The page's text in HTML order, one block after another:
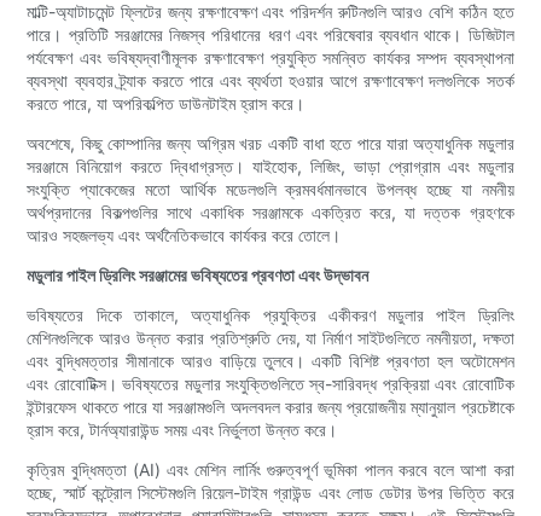
মাল্টি-অ্যাটাচমেন্ট ফ্লিটের জন্য রক্ষণাবেক্ষণ এবং পরিদর্শন রুটিনগুলি আরও বেশি কঠিন হতে
পারে। প্রতিটি সরঞ্জামের নিজস্ব পরিধানের ধরণ এবং পরিষেবার ব্যবধান থাকে। ডিজিটাল
পর্যবেক্ষণ এবং ভবিষ্যদ্বাণীমূলক রক্ষণাবেক্ষণ প্রযুক্তি সমন্বিত কার্যকর সম্পদ ব্যবস্থাপনা
ব্যবস্থা ব্যবহার ট্র্যাক করতে পারে এবং ব্যর্থতা হওয়ার আগে রক্ষণাবেক্ষণ দলগুলিকে সতর্ক
করতে পারে, যা অপরিকল্পিত ডাউনটাইম হ্রাস করে।
অবশেষে, কিছু কোম্পানির জন্য অগ্রিম খরচ একটি বাধা হতে পারে যারা অত্যাধুনিক মডুলার
সরঞ্জামে বিনিয়োগ করতে দ্বিধাগ্রস্ত। যাইহোক, লিজিং, ভাড়া প্রোগ্রাম এবং মডুলার
সংযুক্তি প্যাকেজের মতো আর্থিক মডেলগুলি ক্রমবর্ধমানভাবে উপলব্ধ হচ্ছে যা নমনীয়
অর্থপ্রদানের বিকল্পগুলির সাথে একাধিক সরঞ্জামকে একত্রিত করে, যা দত্তক গ্রহণকে
আরও সহজলভ্য এবং অর্থনৈতিকভাবে কার্যকর করে তোলে।
মডুলার পাইল ড্রিলিং সরঞ্জামের ভবিষ্যতের প্রবণতা এবং উদ্ভাবন
ভবিষ্যতের দিকে তাকালে, অত্যাধুনিক প্রযুক্তির একীকরণ মডুলার পাইল ড্রিলিং
মেশিনগুলিকে আরও উন্নত করার প্রতিশ্রুতি দেয়, যা নির্মাণ সাইটগুলিতে নমনীয়তা, দক্ষতা
এবং বুদ্ধিমত্তার সীমানাকে আরও বাড়িয়ে তুলবে। একটি বিশিষ্ট প্রবণতা হল অটোমেশন
এবং রোবোটিক্স। ভবিষ্যতের মডুলার সংযুক্তিগুলিতে স্ব-সারিবদ্ধ প্রক্রিয়া এবং রোবোটিক
ইন্টারফেস থাকতে পারে যা সরঞ্জামগুলি অদলবদল করার জন্য প্রয়োজনীয় ম্যানুয়াল প্রচেষ্টাকে
হ্রাস করে, টার্নঅ্যারাউন্ড সময় এবং নির্ভুলতা উন্নত করে।
কৃত্রিম বুদ্ধিমত্তা (AI) এবং মেশিন লার্নিং গুরুত্বপূর্ণ ভূমিকা পালন করবে বলে আশা করা
হচ্ছে, স্মার্ট কন্ট্রোল সিস্টেমগুলি রিয়েল-টাইম গ্রাউন্ড এবং লোড ডেটার উপর ভিত্তি করে